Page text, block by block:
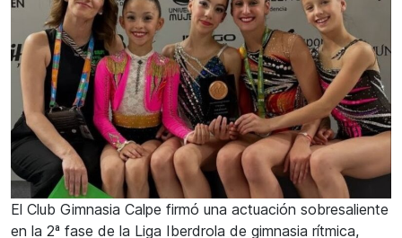
El Club Gimnasia Calpe firmó una actuación sobresaliente
en la 2ª fase de la Liga Iberdrola de gimnasia rítmica,